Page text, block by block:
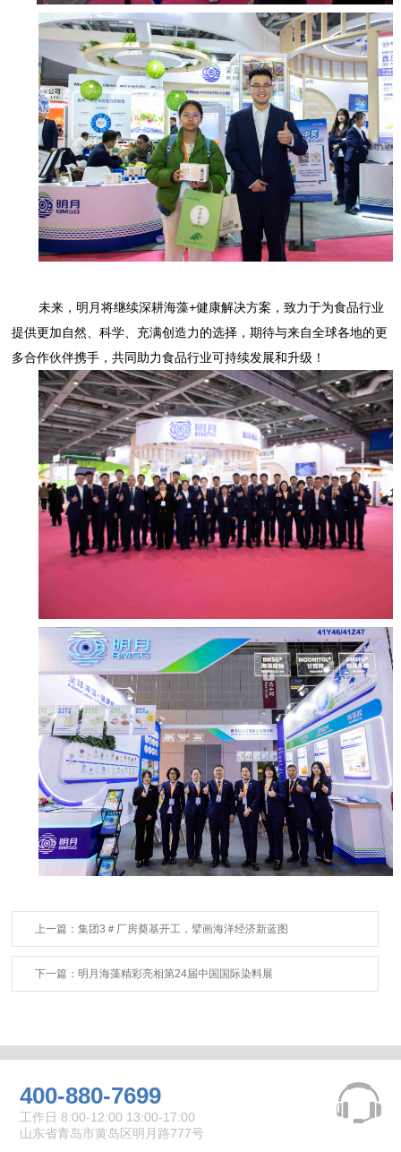
未来，明月将继续深耕海藻+健康解决方案，致力于为食品行业
提供更加自然、科学、充满创造力的选择，期待与来自全球各地的更
多合作伙伴携手，共同助力食品行业可持续发展和升级！
上一篇：集团3＃厂房奠基开工，擘画海洋经济新蓝图
下一篇：明月海藻精彩亮相第24届中国国际染料展
400-880-7699
工作日 8:00-12:00 13:00-17:00
山东省青岛市黄岛区明月路777号